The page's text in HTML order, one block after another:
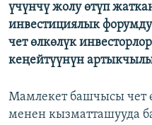
үчүнчү жолу өтүп
инвестициялык
чет өлкөлүк
кеңейтүүнүн
Мамлекет башчысы чет
менен кызматташууда